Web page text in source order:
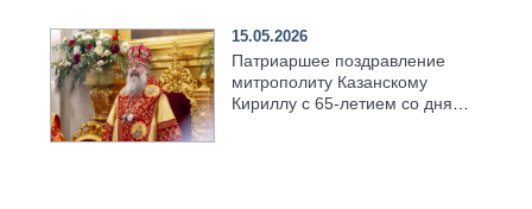
15.05.2026
Патриаршее поздравление
митрополиту Казанскому
Кириллу с 65-летием со дня